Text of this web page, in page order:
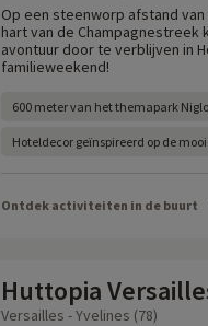
Op een steenworp afstand
hart van de Champagnestreek
avontuur door te verblijven in
familieweekend!
600 meter van het themapark
Hoteldecor geïnspireerd op de
Ontdek activiteiten in de buurt
Huttopia
Versailles - Yvelines (78)